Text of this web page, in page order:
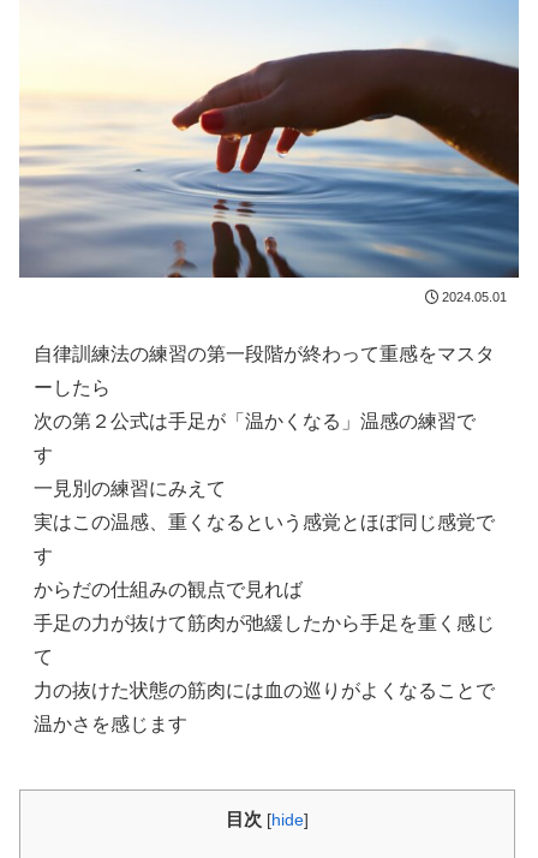
2024.05.01
自律訓練法の練習の第一段階が終わって重感をマスタ
ーしたら
次の第２公式は手足が「温かくなる」温感の練習で
す
一見別の練習にみえて
実はこの温感、重くなるという感覚とほぼ同じ感覚で
す
からだの仕組みの観点で見れば
手足の力が抜けて筋肉が弛緩したから手足を重く感じ
て
力の抜けた状態の筋肉には血の巡りがよくなることで
温かさを感じます
目次 [hide]